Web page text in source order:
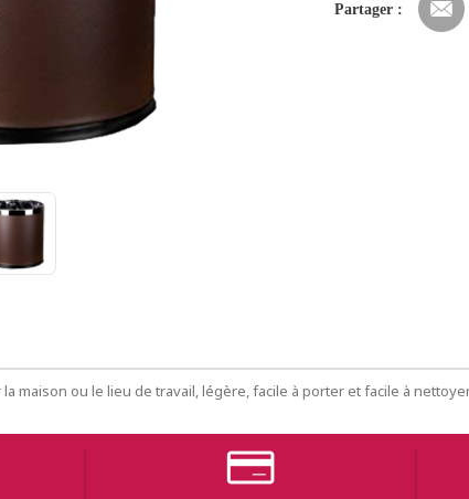
Partager :
maison ou le lieu de travail, légère, facile à porter et facile à